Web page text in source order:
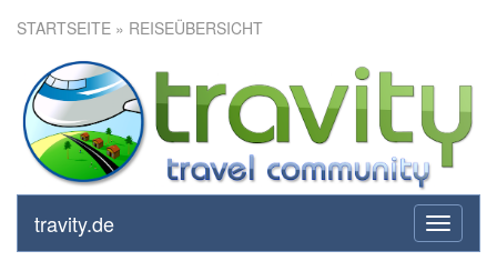
STARTSEITE » REISEÜBERSICHT
toggle
travity.de